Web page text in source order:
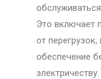
Это включает
от
обеспечение
электричеству.